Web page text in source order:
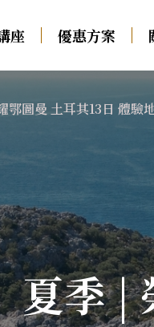
座 優惠方案
01 華
瑞士火車
德瑞．
法國．
荷蘭．
森堡
英國．
夏季 |
鄂圖曼 土耳其13日 體驗
地中海藍色公路 專屬夏